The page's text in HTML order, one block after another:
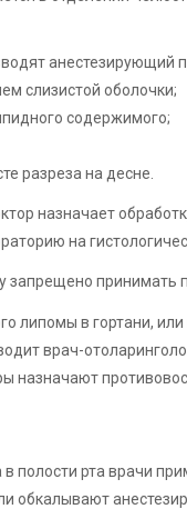
анестезирующий
слизистой оболочки;
содержимого;
разреза на десне.
назначает
на
запрещено принимать
липомы в гортани,
врач-
назначают
в полости рта врачи
обкалывают